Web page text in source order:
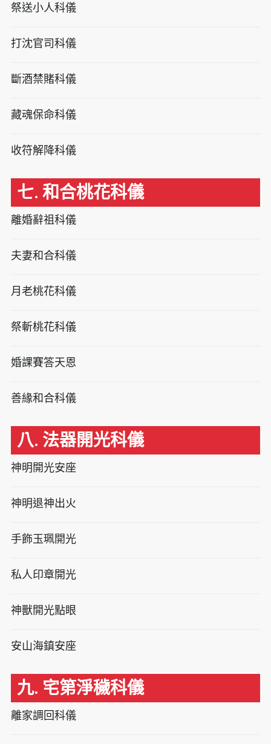
祭送小人科儀
打沈官司科儀
斷酒禁賭科儀
藏魂保命科儀
收符解降科儀
七. 和合桃花科儀
離婚辭祖科儀
夫妻和合科儀
月老桃花科儀
祭斬桃花科儀
婚課賽答天恩
善緣和合科儀
八. 法器開光科儀
神明開光安座
神明退神出火
手飾玉珮開光
私人印章開光
神獸開光點眼
安山海鎮安座
九. 宅第淨穢科儀
離家調回科儀